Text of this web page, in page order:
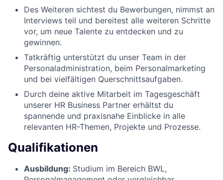
Des Weiteren sichtest du Bewerbungen, nimmst an
Interviews teil und bereitest alle weiteren Schritte
vor, um neue Talente zu entdecken und zu
gewinnen.
Tatkräftig unterstützt du unser Team in der
Personaladministration, beim Personalmarketing
und bei vielfältigen Querschnittsaufgaben.
Durch deine aktive Mitarbeit im Tagesgeschäft
unserer HR Business Partner erhältst du
spannende und praxisnahe Einblicke in alle
relevanten HR-Themen, Projekte und Prozesse.
Qualifikationen
Ausbildung: Studium im Bereich BWL,